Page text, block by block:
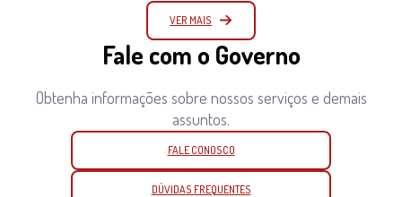
VER MAIS
Fale com o Governo
Obtenha informações sobre nossos serviços e demais
assuntos.
FALE CONOSCO
DÚVIDAS FREQUENTES